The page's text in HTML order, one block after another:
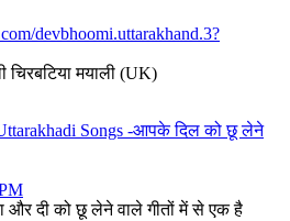
devbhoomi.uttarakhand.3?
चिरबटिया मयाली (UK)
Songs -आपके दिल को छू लेने
और दी को छू लेने वाले गीतों में से एक है